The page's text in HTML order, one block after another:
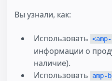
Вы узнали, как:
Использовать
информации о
наличие).
Использовать
amp-